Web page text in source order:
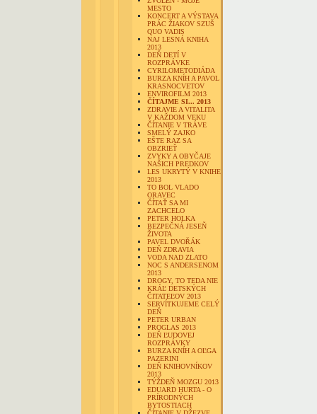
MESTO
KONCERT A VÝSTAVA
PRÁC ŽIAKOV SZUŠ
QUO VADIS
NAJ LESNÁ KNIHA
2013
DEŇ DETÍ V
ROZPRÁVKE
CYRILOMETODIÁDA
BURZA KNÍH A PAVOL
KRASNOCVETOV
ENVIROFILM 2013
ČÍTAJME SI... 2013
ZDRAVIE A VITALITA
V KAŽDOM VEKU
ČÍTANIE V TRÁVE
SMELÝ ZAJKO
EŠTE RAZ SA
OBZRIEŤ
ZVYKY A OBYČAJE
NAŠICH PREDKOV
LES UKRYTÝ V KNIHE
2013
TO BOL VLADO
ORAVEC
ČÍTAŤ SA MI
ZACHCELO
PETER HOLKA
BEZPEČNÁ JESEŇ
ŽIVOTA
PAVEL DVOŘÁK
DEŇ ZDRAVIA
VODA NAD ZLATO
NOC S ANDERSENOM
2013
DROGY, TO TEDA NIE
KRÁĽ DETSKÝCH
ČITATEĽOV 2013
SERVÍTKUJEME CELÝ
DEŇ
PETER URBAN
PROGLAS 2013
DEŇ ĽUDOVEJ
ROZPRÁVKY
BURZA KNÍH A OĽGA
PAZERINI
DEŇ KNIHOVNÍKOV
2013
TÝŽDEŇ MOZGU 2013
EDUARD HURTA - O
PRÍRODNÝCH
BYTOSTIACH